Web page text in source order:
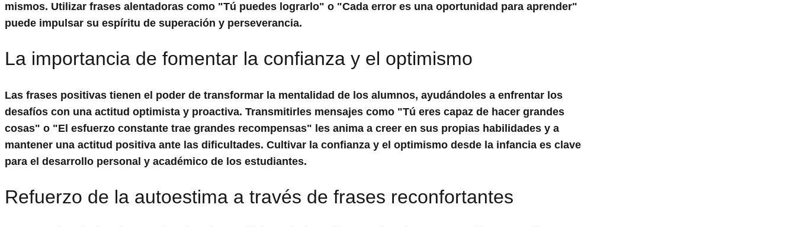
mismos. Utilizar frases alentadoras como "Tú puedes lograrlo" o "Cada error es una oportunidad para aprender"
puede impulsar su espíritu de superación y perseverancia.
La importancia de fomentar la confianza y el optimismo
Las frases positivas tienen el poder de transformar la mentalidad de los alumnos, ayudándoles a enfrentar los
desafíos con una actitud optimista y proactiva. Transmitirles mensajes como "Tú eres capaz de hacer grandes
cosas" o "El esfuerzo constante trae grandes recompensas" les anima a creer en sus propias habilidades y a
mantener una actitud positiva ante las dificultades. Cultivar la confianza y el optimismo desde la infancia es clave
para el desarrollo personal y académico de los estudiantes.
Refuerzo de la autoestima a través de frases reconfortantes